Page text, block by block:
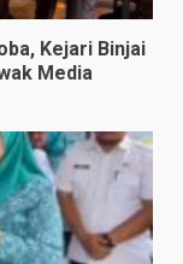
Kejari Binjai
Media